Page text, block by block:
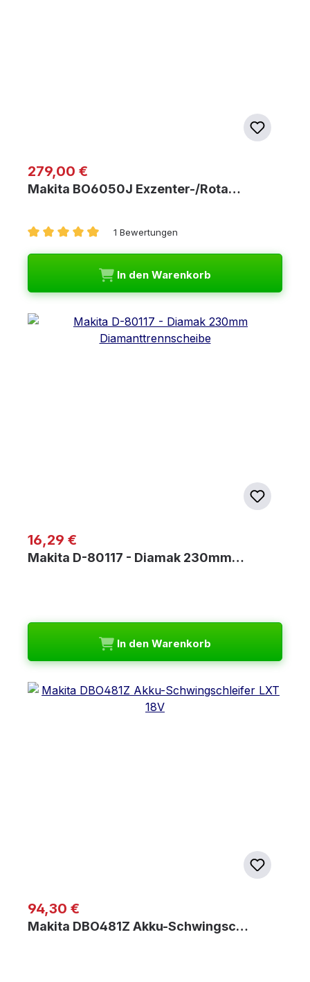
Regulärer Preis:
279,00 €
Makita BO6050J Exzenter-/Rota…
1 Bewertungen
In den Warenkorb
Regulärer Preis:
16,29 €
Makita D-80117 - Diamak 230mm…
In den Warenkorb
Regulärer Preis:
94,30 €
Makita DBO481Z Akku-Schwingsc…